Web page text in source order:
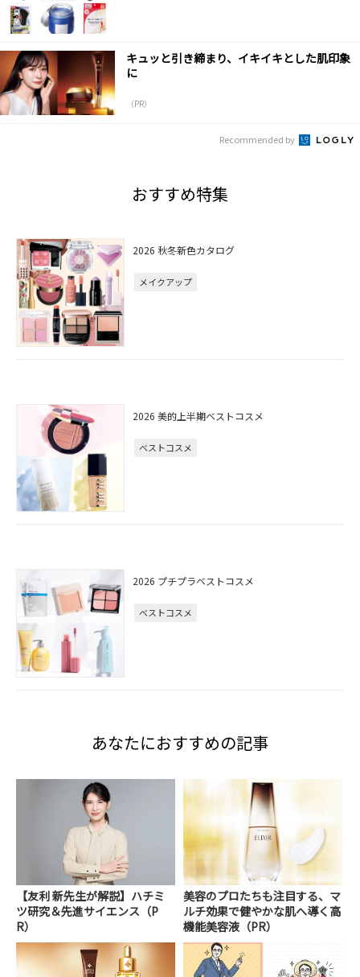
キュッと引き締まり、イキイキとした肌印象
に
（PR）
Recommended by
おすすめ特集
2026 秋冬新色カタログ
メイクアップ
2026 美的上半期ベストコスメ
ベストコスメ
2026 プチプラベストコスメ
ベストコスメ
あなたにおすすめの記事
【友利 新先生が解説】ハチミ
ツ研究＆先進サイエンス（P
R）
美容のプロたちも注目する、マ
ルチ効果で健やかな肌へ導く高
機能美容液（PR）